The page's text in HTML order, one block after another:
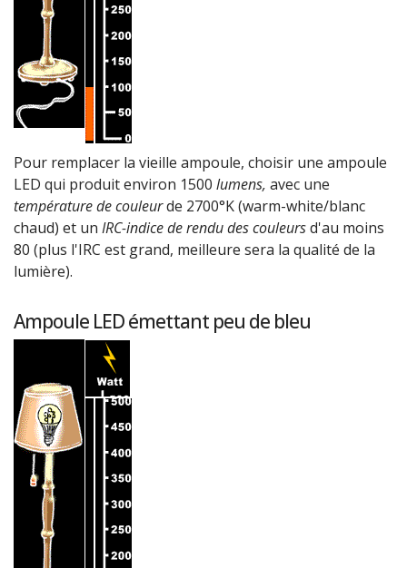
Pour remplacer la vieille ampoule, choisir une ampoule
LED qui produit environ 1500 lumens, avec une
température de couleurde 2700°K (warm-white/blanc
chaud) et un IRC-indice de rendu des couleursd'au moins
80 (plus l'IRC est grand, meilleure sera la qualité de la
lumière).
Ampoule LED émettant peu de bleu